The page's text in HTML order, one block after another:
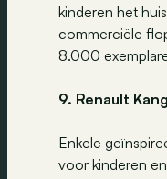
kinderen het
commerciële
8.000
9. Renault
Enkele
voor kinderen